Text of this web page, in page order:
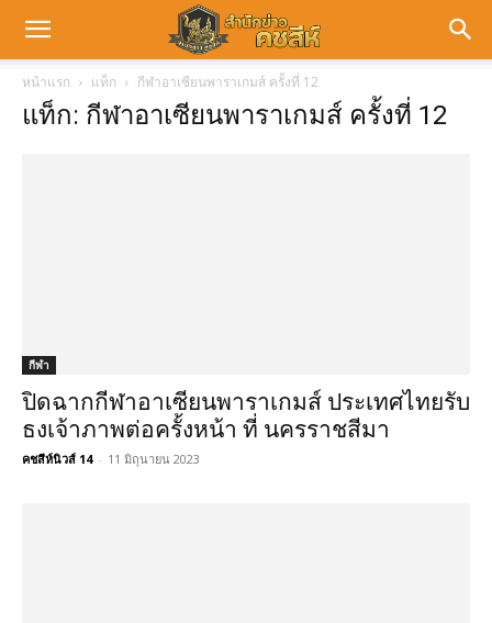
หน้าแรก แท็ก กีฬาอาเซียนพาราเกมส์ ครั้งที่ 12
แท็ก: กีฬาอาเซียนพาราเกมส์ ครั้งที่ 12
กีฬา
ปิดฉากกีฬาอาเซียนพาราเกมส์ ประเทศไทยรับ
ธงเจ้าภาพต่อครั้งหน้า ที่ นครราชสีมา
คชสีห์นิวส์ 14 - 11 มิถุนายน 2023